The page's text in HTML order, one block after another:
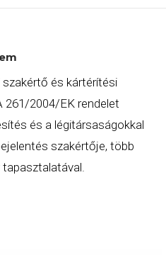
szakértő és kártérítési
261/2004/EK rendelet
és a légitársaságokkal
szakértője, több